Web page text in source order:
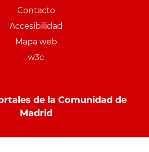
Contacto
Accesibilidad
Mapa web
w3c
de la Comunidad de
Madrid